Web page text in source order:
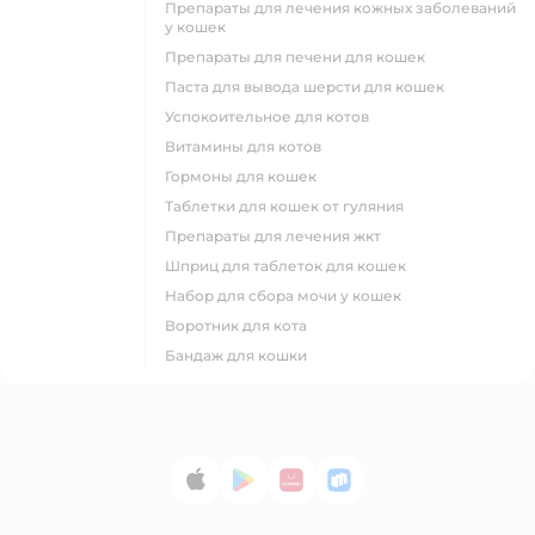
препараты для лечения кожных заболеваний
у кошек
препараты для печени для кошек
паста для вывода шерсти для кошек
успокоительное для котов
витамины для котов
гормоны для кошек
таблетки для кошек от гуляния
препараты для лечения жкт
шприц для таблеток для кошек
набор для сбора мочи у кошек
воротник для кота
бандаж для кошки
App StoreGoogle Play
AppGallery
RuStore